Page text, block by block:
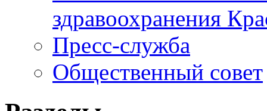
здравоохранения
Пресс-служба
Общественный совет